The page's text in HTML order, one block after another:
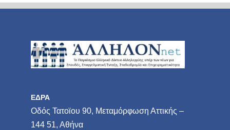
ΕΔΡΑ
Οδός Τατοϊου 90, Μεταμόρφωση Αττικής –
144 51, Αθήνα